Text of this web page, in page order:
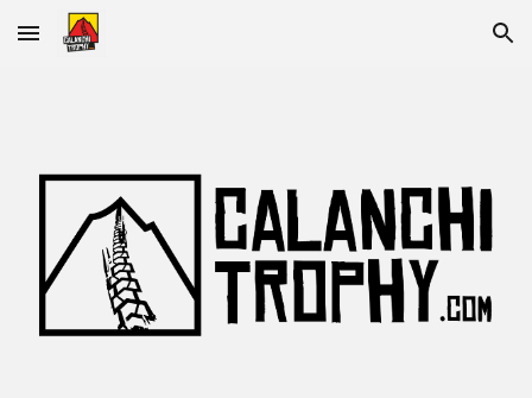
Skip to main content Skip to navigation